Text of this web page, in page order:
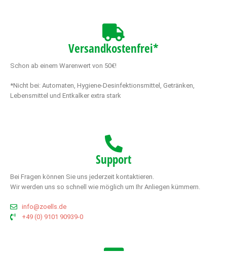
Versandkostenfrei*
Schon ab einem Warenwert von 50€!
*Nicht bei: Automaten, Hygiene-Desinfektionsmittel, Getränken,
Lebensmittel und Entkalker extra stark
Support
Bei Fragen können Sie uns jederzeit kontaktieren.
Wir werden uns so schnell wie möglich um Ihr Anliegen kümmern.
info@zoells.de
+49 (0) 9101 90939-0